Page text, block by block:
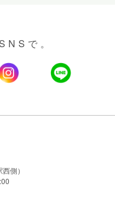
で。
側）